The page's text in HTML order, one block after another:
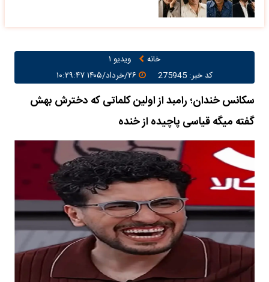
خانه
ویدیو ۱
کد خبر: 275945
۲۶/خرداد/۱۴۰۵ ۱۰:۲۹:۴۷
سکانس خندان؛ رامبد از اولین کلماتی که دخترش بهش
گفته میگه قیاسی پاچیده از خنده